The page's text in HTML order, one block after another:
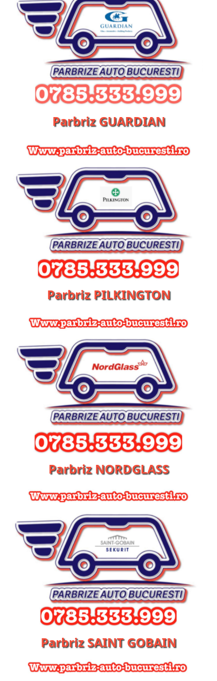
Parbriz GUARDIAN
Parbriz PILKINGTON
Parbriz NORDGLASS
Parbriz SAINT GOBAIN